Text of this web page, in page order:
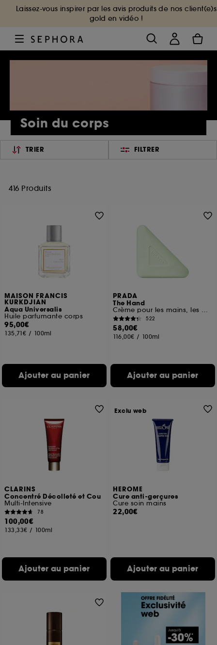
Laissez-vous inspirer par les avis produits de nos client(e)s
gold en vidéo !
Soin du corps
TRIER FILTRER
416 Produits
MAISON FRANCIS
KURKDJIAN
Aqua Universalis
Huile parfumante corps
95,00€
135,71€ / 100ml
Ajouter au panier
PRADA
The Hand
Crème pour les mains, les ongles et les cuticules
522
58,00€
116,00€ / 100ml
Ajouter au panier
CLARINS
Concentré Décolleté et Cou
Multi-Intensive
78
100,00€
133,33€ / 100ml
Ajouter au panier
HEROME
Cure anti-gerçures
Cure soin mains
22,00€
Ajouter au panier
Exclu web